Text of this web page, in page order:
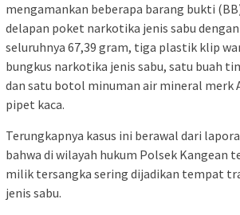
mengamankan beberapa barang bukti
delapan poket narkotika jenis sabu
seluruhnya 67,39 gram, tiga plastik klip
bungkus narkotika jenis sabu, satu buah
dan satu botol minuman air mineral merk
pipet kaca.
Terungkapnya kasus ini berawal dari
bahwa di wilayah hukum Polsek Kangean
milik tersangka sering dijadikan tempat
jenis sabu.